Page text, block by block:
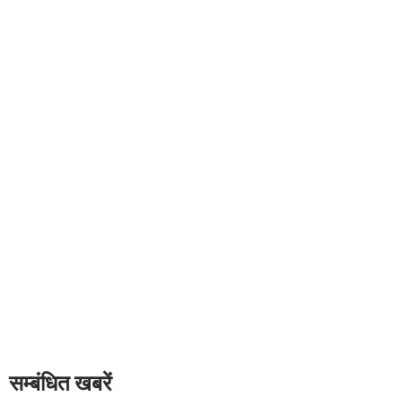
सम्बंधित खबरें